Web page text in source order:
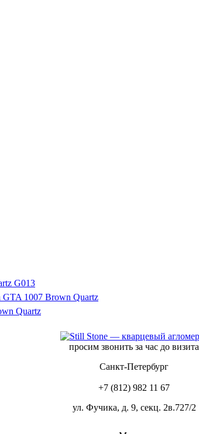
просим звонить за час до визита
Санкт-Петербург
+7 (812) 982 11 67
ул. Фучика, д. 9, секц. 2в.727/2